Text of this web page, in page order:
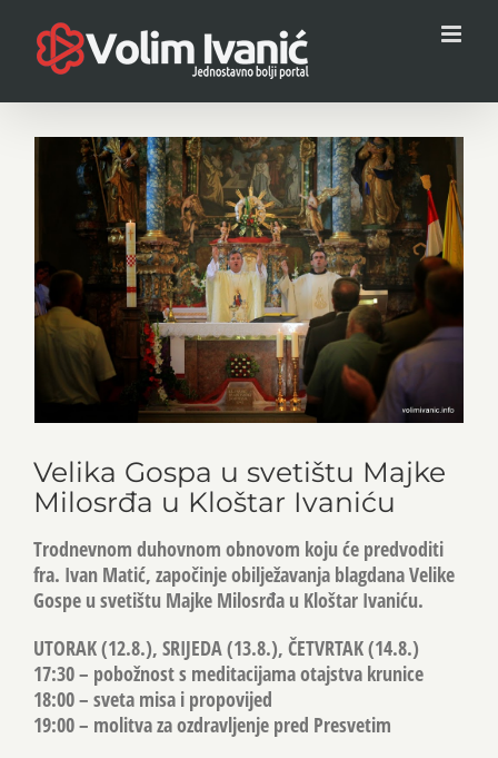
content
Larger
Velika Gospa u svetištu Majke
Milosrđa u Kloštar Ivaniću
Trodnevnom duhovnom obnovom koju će predvoditi
fra. Ivan Matić, započinje obilježavanja blagdana Velike
Gospe u svetištu Majke Milosrđa u Kloštar Ivaniću.
UTORAK (12.8.), SRIJEDA (13.8.), ČETVRTAK (14.8.)
17:30 – pobožnost s meditacijama otajstva krunice
18:00 – sveta misa i propovijed
19:00 – molitva za ozdravljenje pred Presvetim